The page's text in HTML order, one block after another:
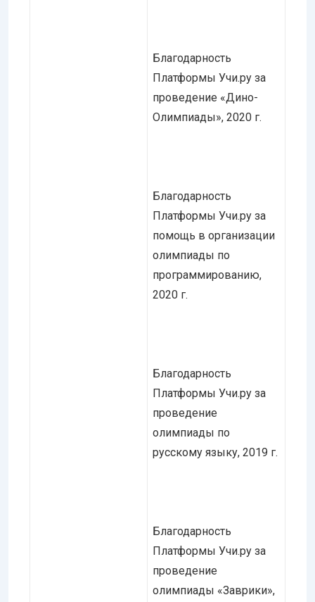
Благодарность
Платформы Учи.ру за
проведение «Дино-
Олимпиады», 2020 г.
Благодарность
Платформы Учи.ру за
помощь в организации
олимпиады по
программированию,
2020 г.
Благодарность
Платформы Учи.ру за
проведение
олимпиады по
русскому языку, 2019 г.
Благодарность
Платформы Учи.ру за
проведение
олимпиады «Заврики»,